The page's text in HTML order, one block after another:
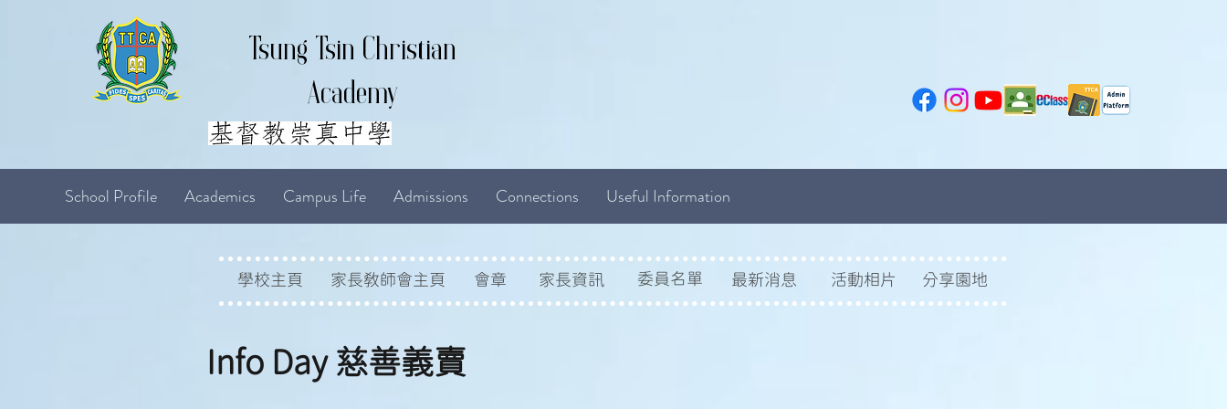
Tsung Tsin Christian
Academy
School Profile Academics Campus Life Admissions Connections Useful Information
學校主頁 家長教師會主頁 會章 委員名單
家長資訊 活動相片 分享園地
最新消息
Info Day 慈善義賣